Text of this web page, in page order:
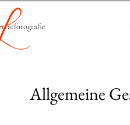
Allgemeine